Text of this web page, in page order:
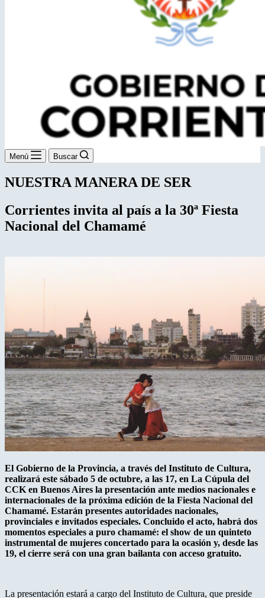
Menú Buscar
NUESTRA MANERA DE SER
Corrientes invita al país a la 30ª Fiesta
Nacional del Chamamé
El Gobierno de la Provincia, a través del Instituto de Cultura,
realizará este sábado 5 de octubre, a las 17, en La Cúpula del
CCK en Buenos Aires la presentación ante medios nacionales e
internacionales de la próxima edición de la Fiesta Nacional del
Chamamé. Estarán presentes autoridades nacionales,
provinciales e invitados especiales. Concluido el acto, habrá dos
momentos especiales a puro chamamé: el show de un quinteto
instrumental de mujeres concertado para la ocasión y, desde las
19, el cierre será con una gran bailanta con acceso gratuito.
La presentación estará a cargo del Instituto de Cultura, que preside